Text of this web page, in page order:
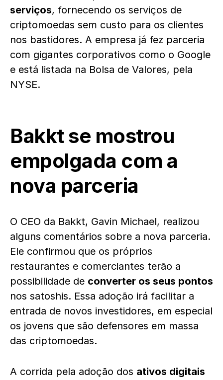
serviços, fornecendo os serviços de
criptomoedas sem custo para os clientes
nos bastidores. A empresa já fez parceria
com gigantes corporativos como o Google
e está listada na Bolsa de Valores, pela
NYSE.
Bakkt se mostrou
empolgada com a
nova parceria
O CEO da Bakkt, Gavin Michael, realizou
alguns comentários sobre a nova parceria.
Ele confirmou que os próprios
restaurantes e comerciantes terão a
possibilidade de converter os seus pontos
nos satoshis. Essa adoção irá facilitar a
entrada de novos investidores, em especial
os jovens que são defensores em massa
das criptomoedas.
A corrida pela adoção dos ativos digitais